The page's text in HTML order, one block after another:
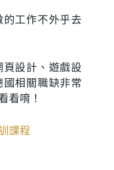
工作不外乎去
設計、遊戲設
相關職缺非常
看唷！
課程